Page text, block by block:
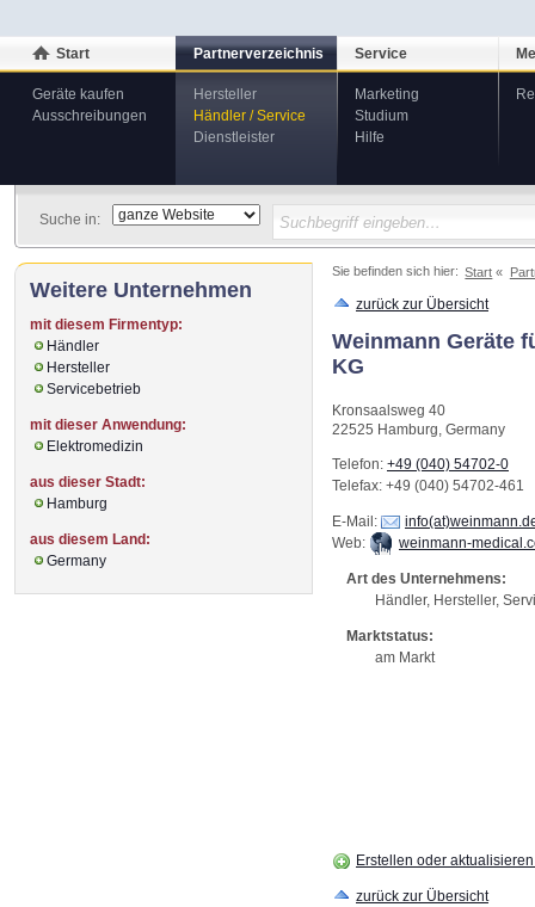
Start
Geräte kaufen
Ausschreibungen
Partnerverzeichnis
Hersteller
Händler / Service
Dienstleister
Service
Marketing
Studium
Hilfe
Suche in:
Sie befinden sich hier: Start
zurück zur Übersicht
Weinmann Geräte
KG
Kronsaalsweg 40
22525 Hamburg, Germany
Telefon: +49 (040) 54702-0
Telefax: +49 (040) 54702-461
E-Mail:
Web:
weinmann-
Art des Unternehmens:
Händler, Hersteller,
Marktstatus:
am Markt
Erstellen oder
zurück zur Übersicht
Weitere Unternehmen
mit diesem Firmentyp:
Händler
Hersteller
Servicebetrieb
mit dieser Anwendung:
Elektromedizin
aus dieser Stadt:
Hamburg
aus diesem Land:
Germany